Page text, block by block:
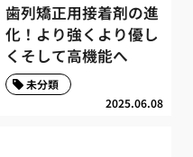
歯列矯正用接着剤の進
化！より強くより優し
くそして高機能へ
2025.06.08
未分類